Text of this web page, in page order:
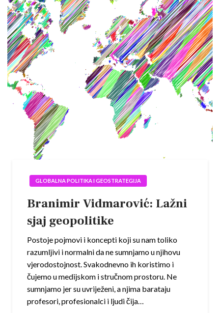
GLOBALNA POLITIKA I GEOSTRATEGIJA
Branimir Vidmarović: Lažni
sjaj geopolitike
Postoje pojmovi i koncepti koji su nam toliko
razumljivi i normalni da ne sumnjamo u njihovu
vjerodostojnost. Svakodnevno ih koristimo i
čujemo u medijskom i stručnom prostoru. Ne
sumnjamo jer su uvriježeni, a njima barataju
profesori, profesionalci i ljudi čija…